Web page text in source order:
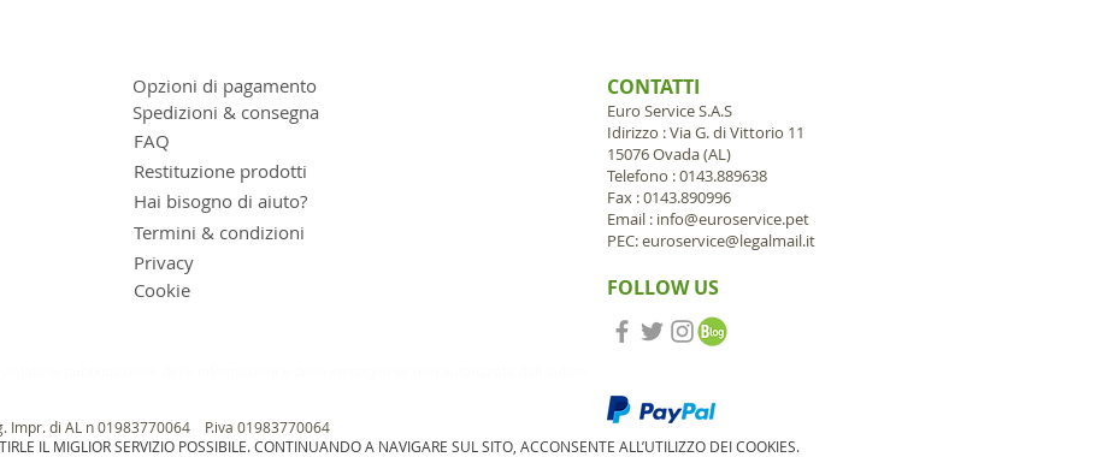
Opzioni di pagamento
Spedizioni & consegna
FAQ
Restituzione prodotti
Hai bisogno di aiuto?
Termini & condizioni
Privacy
Cookie
Impr. di AL n 01983770064​ P.iva 01983770064
CONTATTI
Euro Service S.A.S
Idirizzo : Via G. di Vittorio 11
15076 Ovada (AL)
Telefono : 0143.889638
Fax : 0143.890996
Email : info@euroservice.pet
PEC:euroservice@legalmail.it
FOLLOW US
IL MIGLIOR SERVIZIO POSSIBILE. CONTINUANDO A NAVIGARE SUL SITO, ACCONSENTE ALL’UTILIZZO DEI COOKIES.